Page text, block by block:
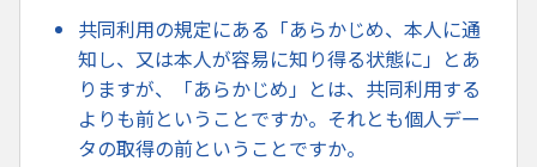
共同利用の規定にある「あらかじめ、本人に通
知し、又は本人が容易に知り得る状態に」とあ
りますが、「あらかじめ」とは、共同利用する
よりも前ということですか。それとも個人デー
タの取得の前ということですか。